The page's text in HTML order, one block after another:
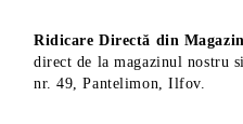
Ridicare Directă din
direct de la magazinul nostru
nr. 49, Pantelimon, Ilfov.